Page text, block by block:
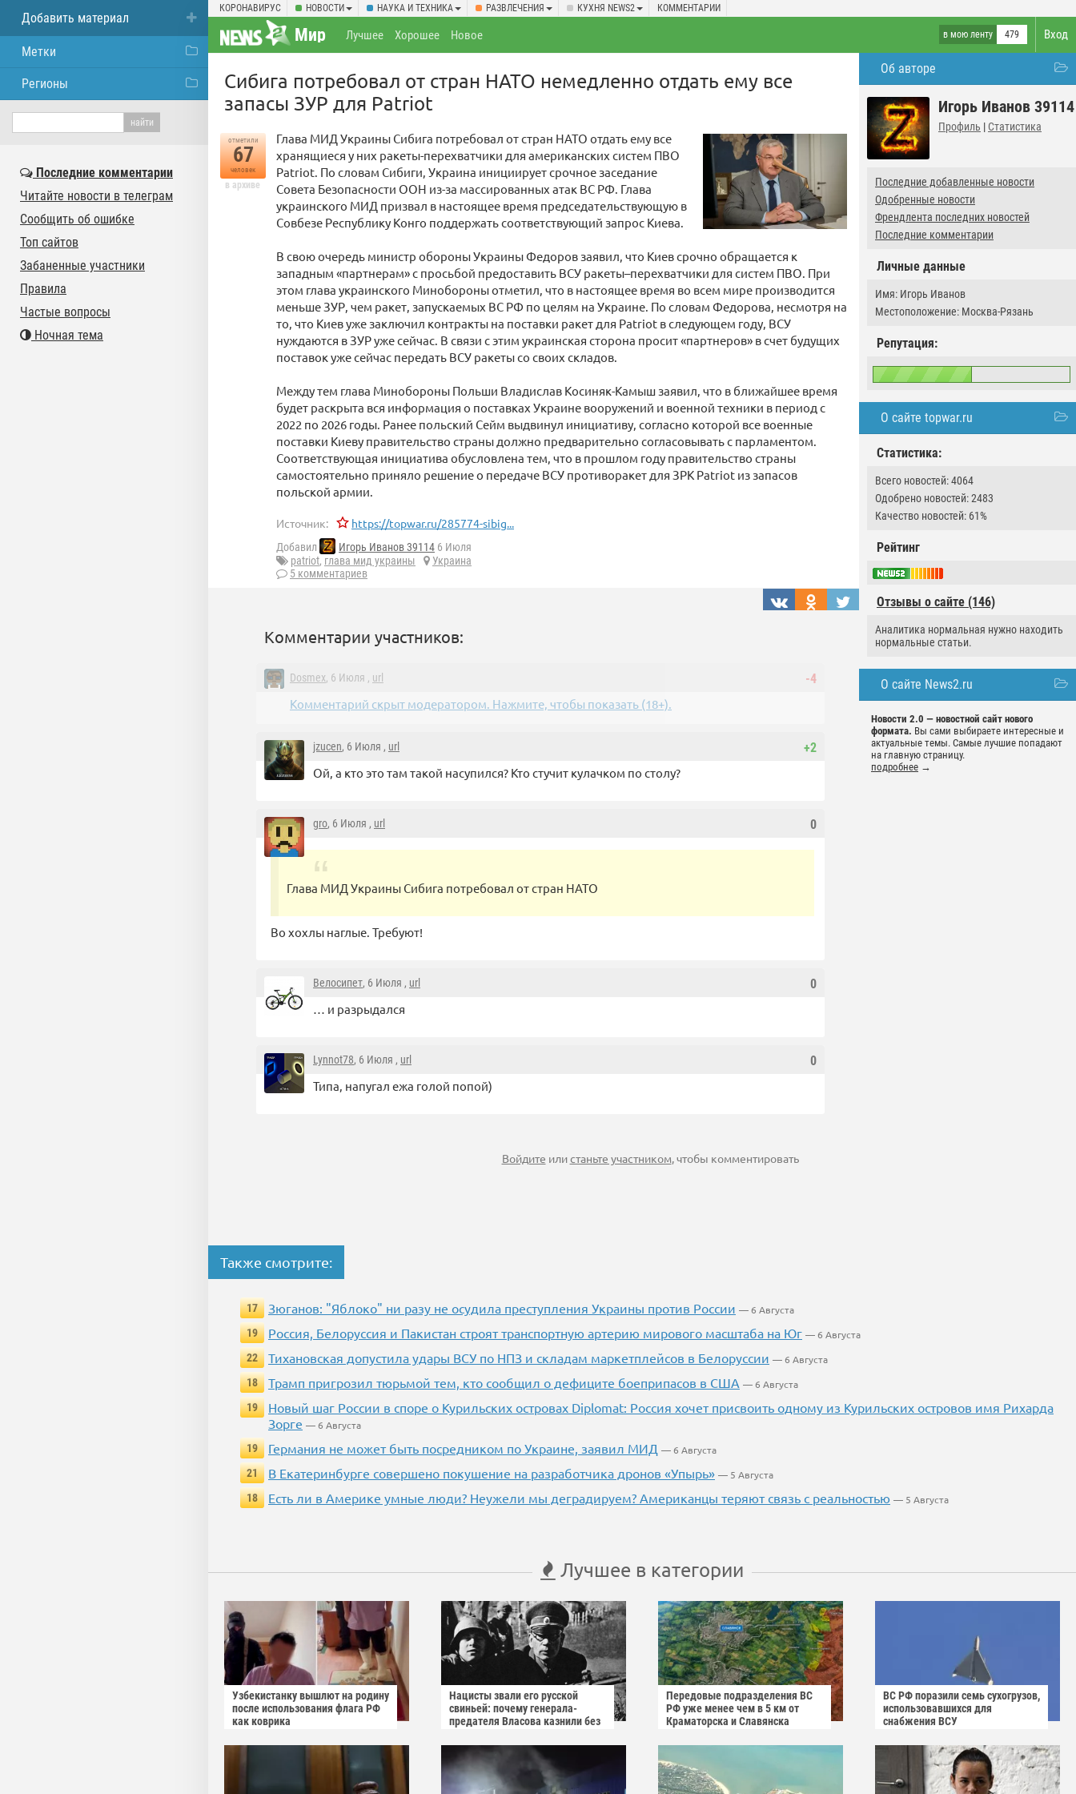
КОРОНАВИРУС НОВОСТИ НАУКА И ТЕХНИКА РАЗВЛЕЧЕНИЯ КУХНЯ NEWS2 КОММЕНТАРИИ
Вход
Мир в мою ленту 479
Лучшее Хорошее Новое
Об авторе
Игорь Иванов 39114
Профиль | Статистика
Последние добавленные новости
Одобренные новости
Френдлента последних новостей
Последние комментарии
Личные данные
Имя: Игорь Иванов
Местоположение: Москва-Рязань
Репутация:
О сайте topwar.ru
Статистика:
Всего новостей: 4064
Одобрено новостей: 2483
Качество новостей: 61%
Рейтинг
Отзывы о сайте (146)
Аналитика нормальная нужно находить
нормальные статьи.
О сайте News2.ru
Новости 2.0 — новостной сайт нового
формата. Вы сами выбираете интересные и
актуальные темы. Самые лучшие попадают
на главную страницу.
подробнее →
Сибига потребовал от стран НАТО немедленно отдать ему все
запасы ЗУР для Patriot
отметили
67
человек
в архиве
Глава МИД Украины Сибига потребовал от стран НАТО отдать ему все
хранящиеся у них ракеты-перехватчики для американских систем ПВО
Patriot. По словам Сибиги, Украина инициирует срочное заседание
Совета Безопасности ООН из-за массированных атак ВС РФ. Глава
украинского МИД призвал в настоящее время председательствующую в
Совбезе Республику Конго поддержать соответствующий запрос Киева.
В свою очередь министр обороны Украины Федоров заявил, что Киев срочно обращается к
западным «партнерам» с просьбой предоставить ВСУ ракеты–перехватчики для систем ПВО. При
этом глава украинского Минобороны отметил, что в настоящее время во всем мире производится
меньше ЗУР, чем ракет, запускаемых ВС РФ по целям на Украине. По словам Федорова, несмотря на
то, что Киев уже заключил контракты на поставки ракет для Patriot в следующем году, ВСУ
нуждаются в ЗУР уже сейчас. В связи с этим украинская сторона просит «партнеров» в счет будущих
поставок уже сейчас передать ВСУ ракеты со своих складов.
Между тем глава Минобороны Польши Владислав Косиняк-Камыш заявил, что в ближайшее время
будет раскрыта вся информация о поставках Украине вооружений и военной техники в период с
2022 по 2026 годы. Ранее польский Сейм выдвинул инициативу, согласно которой все военные
поставки Киеву правительство страны должно предварительно согласовывать с парламентом.
Соответствующая инициатива обусловлена тем, что в прошлом году правительство страны
самостоятельно приняло решение о передаче ВСУ противоракет для ЗРК Patriot из запасов
польской армии.
Источник: https://topwar.ru/285774-sibig...
Добавил Игорь Иванов 39114 6 Июля
patriot, глава мид украины
Украина
5 комментариев
Комментарии участников:
-4
Dosmex, 6 Июля , url
Комментарий скрыт модератором. Нажмите, чтобы показать (18+).
+2
jzucen, 6 Июля , url
Ой, а кто это там такой насупился? Кто стучит кулачком по столу?
0
gro, 6 Июля , url
Глава МИД Украины Сибига потребовал от стран НАТО
Во хохлы наглые. Требуют!
0
Велосипет, 6 Июля , url
… и разрыдался
0
Lynnot78, 6 Июля , url
Типа, напугал ежа голой попой)
Войдите илистаньте участником, чтобы комментировать
Также смотрите:
17 Зюганов: "Яблоко" ни разу не осудила преступления Украины против России — 6 Августа
19
Россия, Белоруссия и Пакистан строят транспортную артерию мирового масштаба на Юг — 6 Августа
22
Тихановская допустила удары ВСУ по НПЗ и складам маркетплейсов в Белоруссии — 6 Августа
18
Трамп пригрозил тюрьмой тем, кто сообщил о дефиците боеприпасов в США — 6 Августа
19
Новый шаг России в споре о Курильских островах Diplomat: Россия хочет присвоить одному из Курильских островов имя Рихарда
Зорге — 6 Августа
19
Германия не может быть посредником по Украине, заявил МИД — 6 Августа
21
В Екатеринбурге совершено покушение на разработчика дронов «Упырь» — 5 Августа
18
Есть ли в Америке умные люди? Неужели мы деградируем? Американцы теряют связь с реальностью — 5 Августа
Лучшее в категории
Узбекистанку вышлют на родину
после использования флага РФ
как коврика
Нацисты звали его русской
свиньей: почему генерала-
предателя Власова казнили без
Передовые подразделения ВС
РФ уже менее чем в 5 км от
Краматорска и Славянска
ВС РФ поразили семь сухогрузов,
использовавшихся для
снабжения ВСУ
Добавить материал
Метки
Регионы
Последние комментарии
Читайте новости в телеграм
Сообщить об ошибке
Топ сайтов
Забаненные участники
Правила
Частые вопросы
Ночная тема